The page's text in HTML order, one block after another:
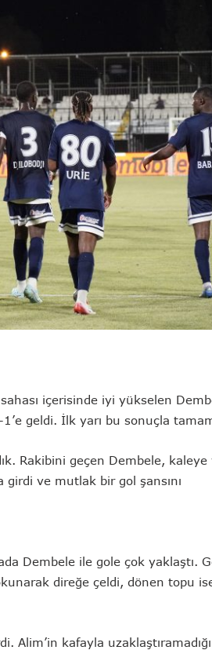
içerisinde iyi yükselen
geldi. İlk yarı bu sonuçla
Rakibini geçen Dembele,
ve mutlak bir gol şansını
Dembele ile gole çok yaklaştı.
direğe çeldi, dönen topu
Alim’in kafayla